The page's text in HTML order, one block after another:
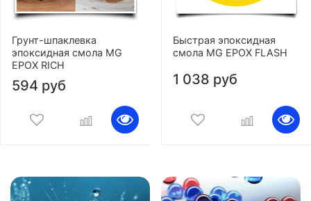
Грунт-шпаклевка
эпоксидная смола MG
EPOX RICH
594 руб
Быстрая эпоксидная
смола MG EPOX FLASH
1 038 руб